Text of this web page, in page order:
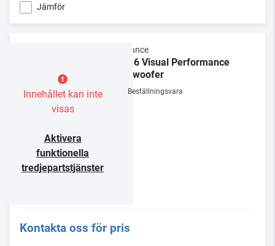
Jämför
Innehållet kan inte
visas
Aktivera
funktionella
tredjepartstjänster
Sonance
BPS6 Visual Performance
Subwoofer
Beställningsvara
Kontakta oss för pris